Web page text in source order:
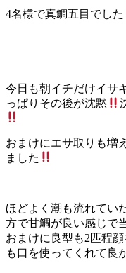
4名様で真鯛五目でした
今日も朝イチだけイサ
っぱりその後が沈黙
おまけにエサ取りも増
ました
ほどよく潮も流れてい
方で甘鯛が良い感じで
おまけに良型も2匹程
も口を使ってくれて良